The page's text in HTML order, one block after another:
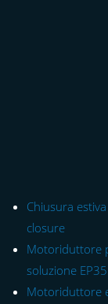
Chiusura
closure
Motoriduttore
soluzione
Motoriduttore